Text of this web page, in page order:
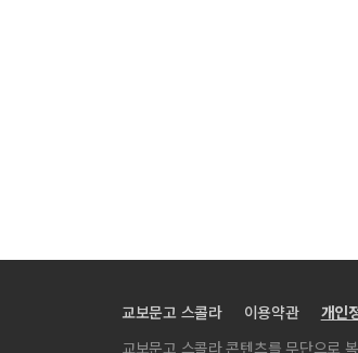
교보문고 스콜라 이용약관 개인
교보문고 스콜라 콘텐츠를 무단으로